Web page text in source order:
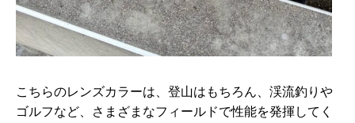
こちらのレンズカラーは、登山はもちろん、渓流釣りや
ゴルフなど、さまざまなフィールドで性能を発揮してく